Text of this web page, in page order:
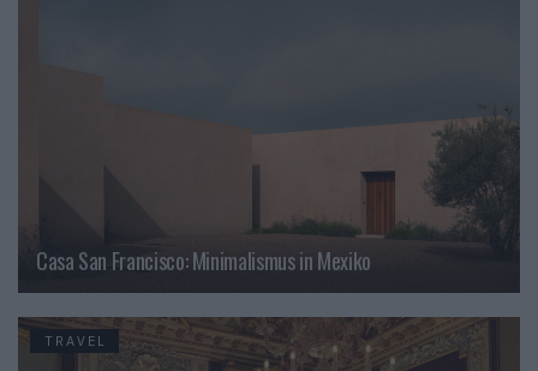
Casa San Francisco: Minimalismus in Mexiko
TRAVEL